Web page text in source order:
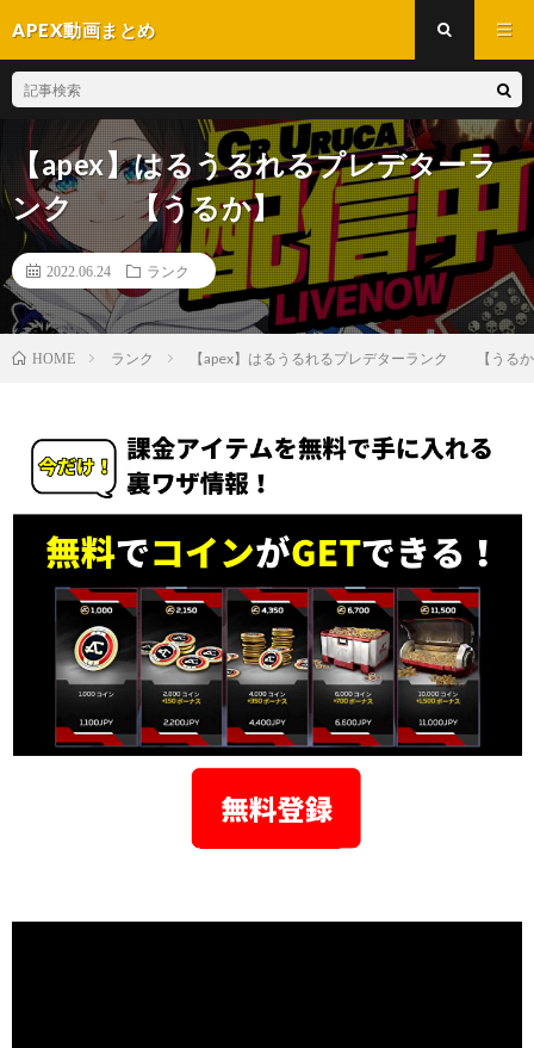
APEX動画まとめ
【apex】はるうるれるプレデターラ
ンク 【うるか】
2022.06.24 ランク
HOME ランク 【apex】はるうるれるプレデターランク 【うる